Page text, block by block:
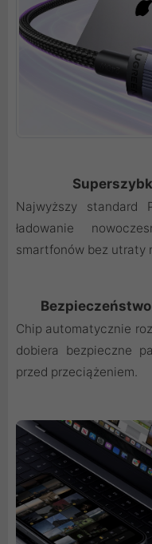
Najwyższy standard
ładowanie
smartfonów bez utraty
Chip automatycznie
dobiera bezpieczne
przed przeciążeniem.